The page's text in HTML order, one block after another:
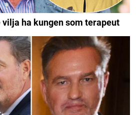
ha kungen som terapeut